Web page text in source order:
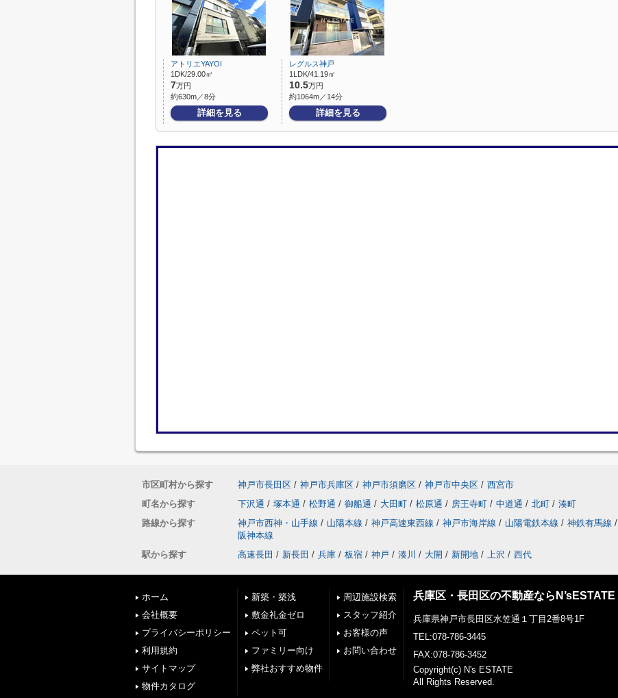
アトリエYAYOI
1DK/29.00㎡
7万円
約630m／8分
詳細を見る
レグルス神戸
1LDK/41.19㎡
10.5万円
約1064m／14分
詳細を見る
市区町村から探す 神戸市長田区 / 神戸市兵庫区 / 神戸市須磨区 / 神戸市中央区 / 西宮市
町名から探す
下沢通 / 塚本通 / 松野通 / 御船通 / 大田町 / 松原通 / 房王寺町 / 中道通 / 北町 / 湊町
路線から探す
神戸市西神・山手線 / 山陽本線 / 神戸高速東西線 / 神戸市海岸線 / 山陽電鉄本線 / 神鉄有馬線 /
阪神本線
駅から探す
高速長田 / 新長田 / 兵庫 / 板宿 / 神戸 / 湊川 / 大開 / 新開地 / 上沢 / 西代
ホーム
会社概要
プライバシーポリシー
利用規約
サイトマップ
物件カタログ
新築・築浅
敷金礼金ゼロ
ペット可
ファミリー向け
弊社おすすめ物件
周辺施設検索
スタッフ紹介
お客様の声
お問い合わせ
兵庫区・長田区の不動産ならN’sESTATE
兵庫県神戸市長田区水笠通１丁目2番8号1F
TEL:078-786-3445
FAX:078-786-3452
Copyright(c) N's ESTATE
All Rights Reserved.